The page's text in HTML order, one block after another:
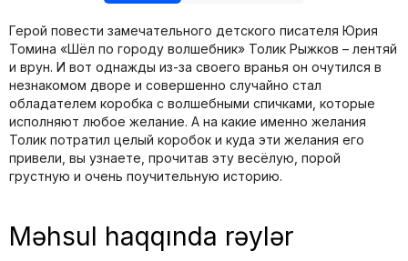
Герой повести замечательного детского писателя Юрия
Томина «Шёл по городу волшебник» Толик Рыжков – лентяй
и врун. И вот однажды из-за своего вранья он очутился в
незнакомом дворе и совершенно случайно стал
обладателем коробка с волшебными спичками, которые
исполняют любое желание. А на какие именно желания
Толик потратил целый коробок и куда эти желания его
привели, вы узнаете, прочитав эту весёлую, порой
грустную и очень поучительную историю.
Məhsul haqqında rəylər